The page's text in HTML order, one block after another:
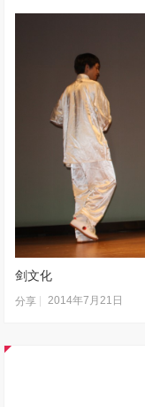
剑文化
分享 2014年7月21日